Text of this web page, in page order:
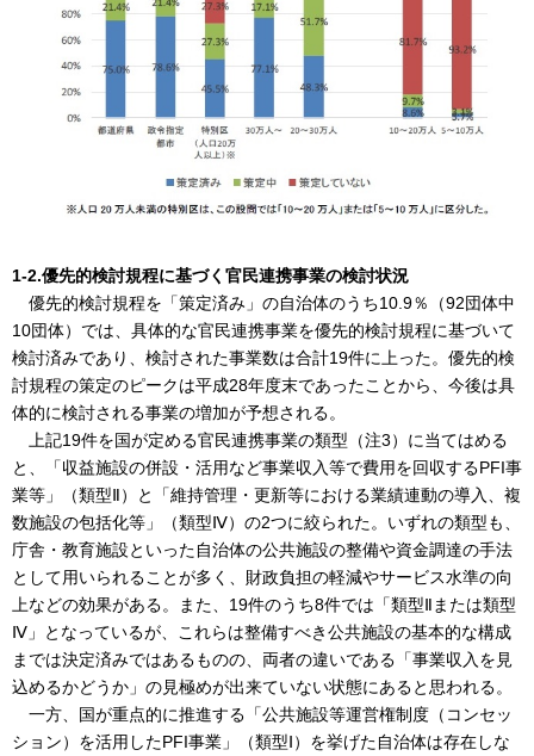
1-2.優先的検討規程に基づく官民連携事業の検討状況
優先的検討規程を「策定済み」の自治体のうち10.9％（92団体中
10団体）では、具体的な官民連携事業を優先的検討規程に基づいて
検討済みであり、検討された事業数は合計19件に上った。優先的検
討規程の策定のピークは平成28年度末であったことから、今後は具
体的に検討される事業の増加が予想される。
上記19件を国が定める官民連携事業の類型（注3）に当てはめる
と、「収益施設の併設・活用など事業収入等で費用を回収するPFI事
業等」（類型Ⅱ）と「維持管理・更新等における業績連動の導入、複
数施設の包括化等」（類型Ⅳ）の2つに絞られた。いずれの類型も、
庁舎・教育施設といった自治体の公共施設の整備や資金調達の手法
として用いられることが多く、財政負担の軽減やサービス水準の向
上などの効果がある。また、19件のうち8件では「類型Ⅱまたは類型
Ⅳ」となっているが、これらは整備すべき公共施設の基本的な構成
までは決定済みではあるものの、両者の違いである「事業収入を見
込めるかどうか」の見極めが出来ていない状態にあると思われる。
一方、国が重点的に推進する「公共施設等運営権制度（コンセッ
ション）を活用したPFI事業」（類型Ⅰ）を挙げた自治体は存在しな